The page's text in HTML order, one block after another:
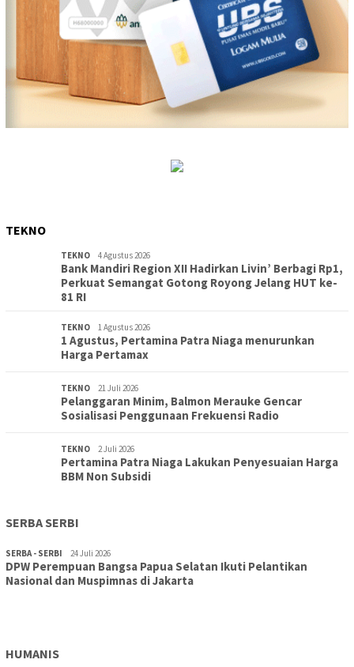
TEKNO
TEKNO 4 Agustus 2026
Bank Mandiri Region XII Hadirkan Livin’ Berbagi Rp1,
Perkuat Semangat Gotong Royong Jelang HUT ke-
81 RI
TEKNO 1 Agustus 2026
1 Agustus, Pertamina Patra Niaga menurunkan
Harga Pertamax
TEKNO 21 Juli 2026
Pelanggaran Minim, Balmon Merauke Gencar
Sosialisasi Penggunaan Frekuensi Radio
TEKNO 2 Juli 2026
Pertamina Patra Niaga Lakukan Penyesuaian Harga
BBM Non Subsidi
SERBA SERBI
SERBA - SERBI 24 Juli 2026
DPW Perempuan Bangsa Papua Selatan Ikuti Pelantikan
Nasional dan Muspimnas di Jakarta
TOPIK 30 Juli 2026
Wujudkan Sekolah Adiwiyata:SD Inpres Polder Merauke
HUMANIS